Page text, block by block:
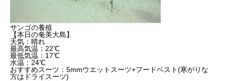
サンゴの養殖
【本日の奄美大島】
天気：晴れ
最高気温：22℃
最低気温：17℃
水温：24℃
おすすめスーツ：5mmウエットスーツ+フードベスト(寒がりな
方はドライスーツ)